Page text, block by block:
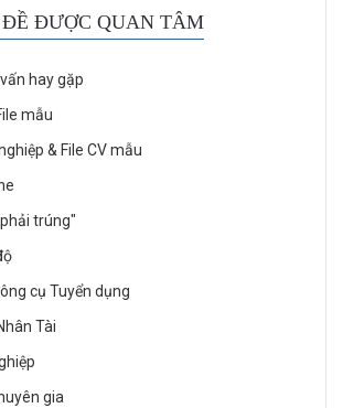
ĐỀ ĐƯỢC QUAN TÂM
hay gặp
mẫu
& File CV mẫu
trúng"
cụ Tuyển dụng
Tài
gia